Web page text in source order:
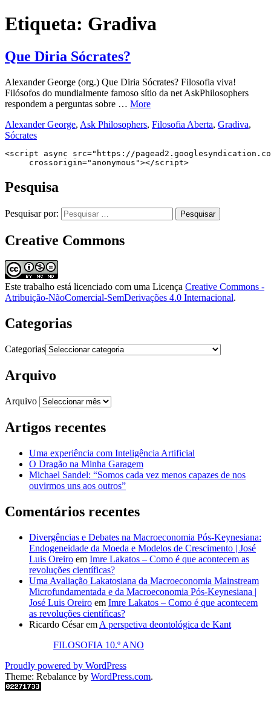
Etiqueta: Gradiva
Que Diria Sócrates?
Alexander George (org.) Que Diria Sócrates? Filosofia viva!
Filósofos do mundialmente famoso sítio da net AskPhilosophers
respondem a perguntas sobre … More
Alexander George, Ask Philosophers, Filosofia Aberta, Gradiva,
Sócrates
<script async src="https://
     crossorigin="anonymous"></script>
Pesquisa
Pesquisar por:
Creative Commons
Este trabalho está licenciado com uma Licença Creative Commons -
Atribuição-NãoComercial-SemDerivações 4.0 Internacional.
Categorias
Categorias
Arquivo
Arquivo
Artigos recentes
Uma experiência com Inteligência Artificial
O Dragão na Minha Garagem
Michael Sandel: “Somos cada vez menos capazes de nos
ouvirmos uns aos outros”
Comentários recentes
Divergências e Debates na Macroeconomia Pós-Keynesiana:
Endogeneidade da Moeda e Modelos de Crescimento | José
Luis Oreiro em Imre Lakatos – Como é que acontecem as
revoluções científicas?
Uma Avaliação Lakatosiana da Macroeconomia Mainstream
Microfundamentada e da Macroeconomia Pós-Keynesiana |
José Luis Oreiro em Imre Lakatos – Como é que acontecem
as revoluções científicas?
Ricardo Césarem A perspetiva deontológica de Kant
FILOSOFIA 10.º ANO
Proudly powered by WordPress
Theme: Rebalance by WordPress.com.